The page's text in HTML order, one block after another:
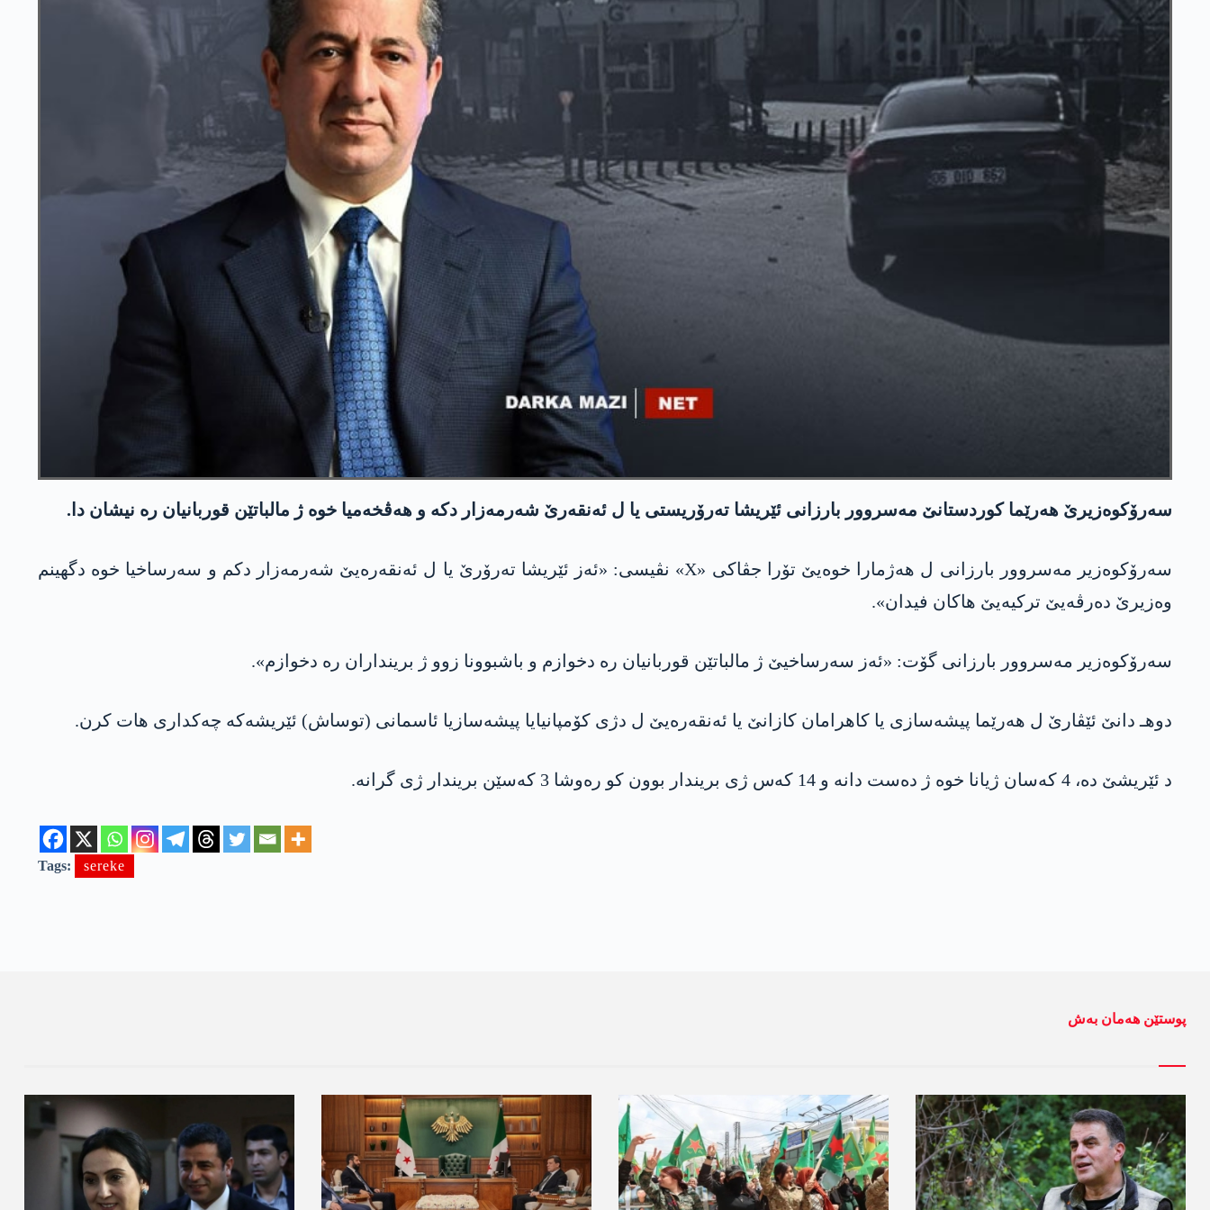
سەرۆکوەزیرێ هەرێما کوردستانێ مەسروور بارزانی ئێریشا تەرۆریستی یا ل ئەنقەرێ شەرمەزار دکە و هەڤخەمیا خوە ژ مالباتێن قوربانیان رە نیشان دا.
سەرۆکوەزیر مەسروور بارزانی ل هەژمارا خوەیێ تۆرا جڤاکی «X» نڤیسی: «ئەز ئێریشا تەرۆرێ یا ل ئەنقەرەیێ شەرمەزار دکم و سەرساخیا خوە دگهینم
وەزیرێ دەرڤەیێ ترکیەیێ هاکان فیدان».
سەرۆکوەزیر مەسروور بارزانی گۆت: «ئەز سەرساخیێ ژ مالباتێن قوربانیان رە دخوازم و باشبوونا زوو ژ برینداران رە دخوازم».
دوهـ دانێ ئێڤارێ ل هەرێما پیشەسازی یا کاهرامان کازانێ یا ئەنقەرەیێ ل دژی کۆمپانیایا پیشەسازیا ئاسمانی (توساش) ئێریشەکە چەکداری هات کرن.
د ئێریشێ دە، 4 کەسان ژیانا خوە ژ دەست دانە و 14 کەس ژی بریندار بوون کو رەوشا 3 کەسێن بریندار ژی گرانە.
Tags: sereke
پوستێن ھەمان بەش